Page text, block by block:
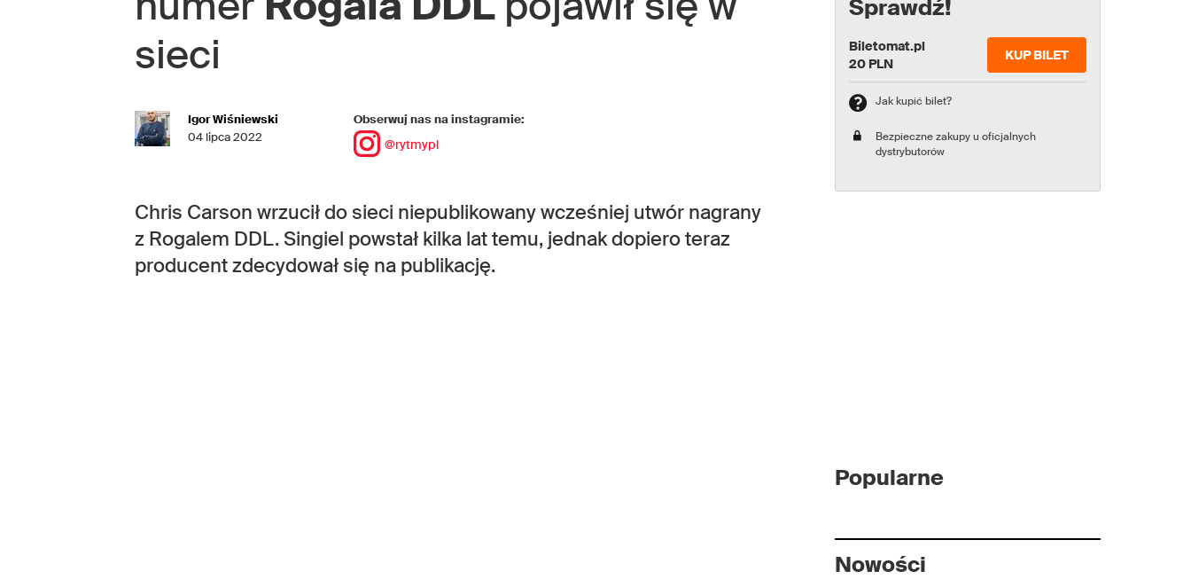
sieci
Igor Wiśniewski
04 lipca 2022
Obserwuj nas na instagramie:
@rytmypl
Chris Carson wrzucił do sieci niepublikowany wcześniej utwór nagrany
z Rogalem DDL. Singiel powstał kilka lat temu, jednak dopiero teraz
producent zdecydował się na publikację.
Sprawdź!
Biletomat.pl
20 PLN
KUP BILET
Jak kupić bilet?
Bezpieczne zakupy u oficjalnych
dystrybutorów
Popularne
Nowości